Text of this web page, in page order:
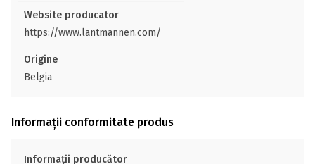
Website producator
https://www.lantmannen.com/
Origine
Belgia
Informații conformitate produs
Informații producător